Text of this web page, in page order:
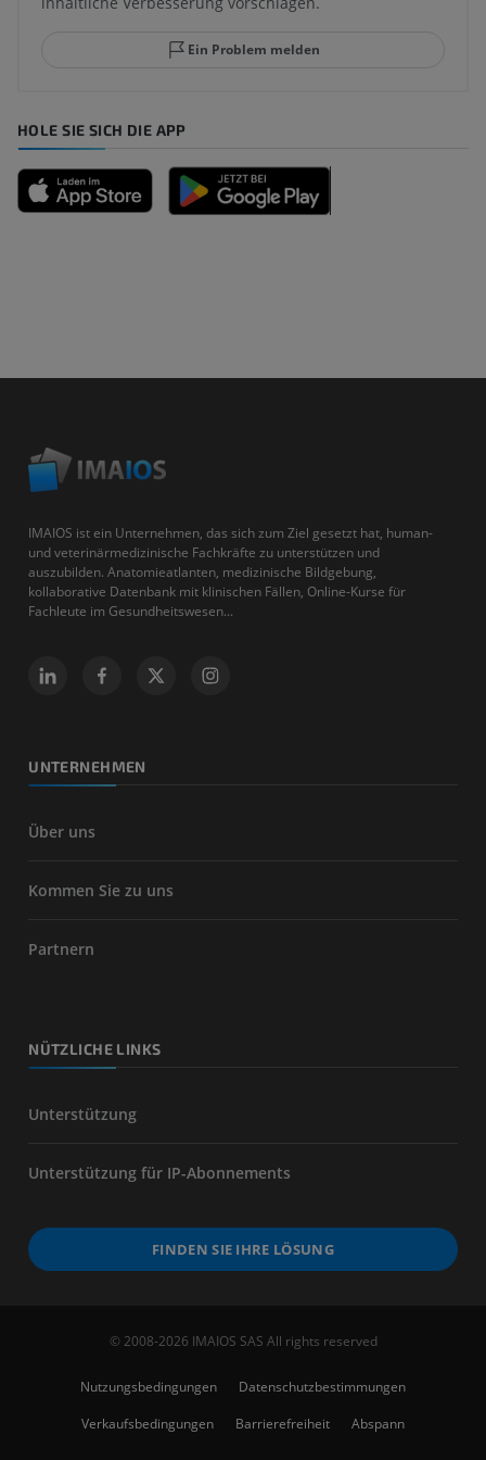
Ein Problem melden
HOLE SIE SICH DIE APP
IMAIOS ist ein Unternehmen, das sich zum Ziel gesetzt hat, human-
und veterinärmedizinische Fachkräfte zu unterstützen und
auszubilden. Anatomieatlanten, medizinische Bildgebung,
kollaborative Datenbank mit klinischen Fällen, Online-Kurse für
Fachleute im Gesundheitswesen...
UNTERNEHMEN
Über uns
Kommen Sie zu uns
Partnern
NÜTZLICHE LINKS
Unterstützung
Unterstützung für IP-Abonnements
FINDEN SIE IHRE LÖSUNG
© 2008-2026 IMAIOS SAS All rights reserved
Nutzungsbedingungen
Datenschutzbestimmungen
Verkaufsbedingungen
Barrierefreiheit Abspann